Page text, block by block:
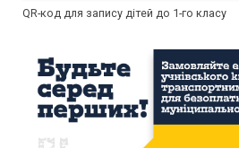
QR-код для запису дітей до 1-го класу